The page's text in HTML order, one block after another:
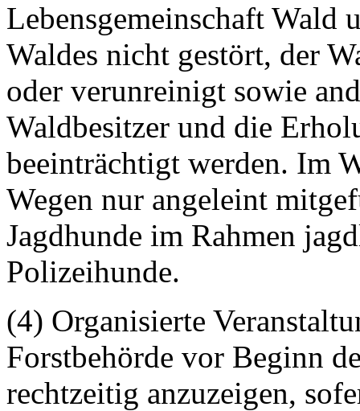
Lebensgemeinschaft Wald
Waldes nicht gestört, der
oder verunreinigt sowie
Waldbesitzer und die
beeinträchtigt werden. Im
Wegen nur angeleint
Jagdhunde im Rahmen
Polizeihunde.
(4) Organisierte
Forstbehörde vor Beginn
rechtzeitig anzuzeigen,